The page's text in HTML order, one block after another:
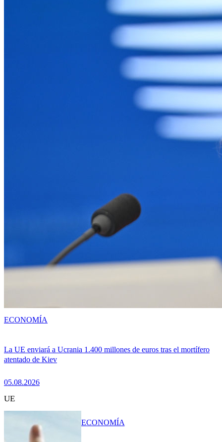
La UE enviará a Ucrania 1.400 millones de euros tras el mortífero
atentado de Kiev
05.08.2026
ECONOMÍA
UE
ECONOMÍA